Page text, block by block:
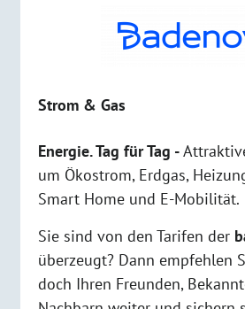
Strom & Gas
Energie. Tag für Tag -
um Ökostrom, Erdgas,
Smart Home und E-Mobilität.
Sie sind von den Tarifen der
überzeugt? Dann empfehlen
doch Ihren Freunden,